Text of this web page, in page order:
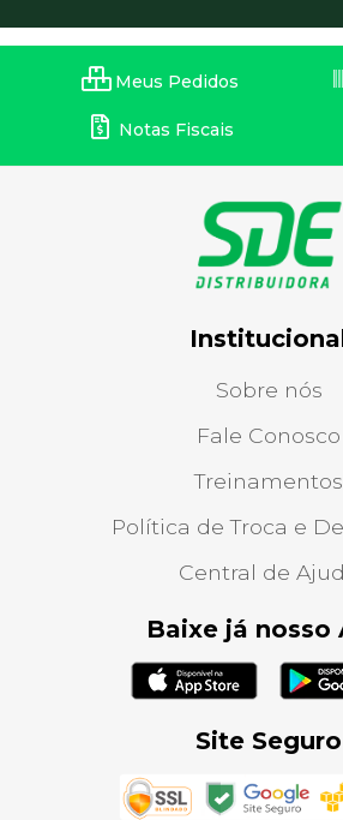
Meus Pedidos
Notas Fiscais
Sobre nós
Fale Conosco
Treinamentos
Política de Troca e
Central de
Baixe já nosso
Site Seguro